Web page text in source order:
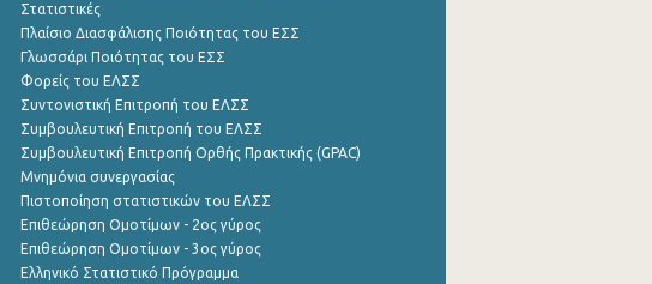
Στατιστικές
Πλαίσιο Διασφάλισης Ποιότητας του ΕΣΣ
Γλωσσάρι Ποιότητας του ΕΣΣ
Φορείς του ΕΛΣΣ
Συντονιστική Επιτροπή του ΕΛΣΣ
Συμβουλευτική Επιτροπή του ΕΛΣΣ
Συμβουλευτική Επιτροπή Ορθής Πρακτικής (GPAC)
Μνημόνια συνεργασίας
Πιστοποίηση στατιστικών του ΕΛΣΣ
Επιθεώρηση Ομοτίμων - 2ος γύρος
Επιθεώρηση Ομοτίμων - 3ος γύρος
Ελληνικό Στατιστικό Πρόγραμμα